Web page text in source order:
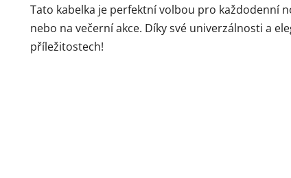
Tato kabelka je perfektní volbou pro každodenní
nebo na večerní akce. Díky své univerzálnosti a
příležitostech!